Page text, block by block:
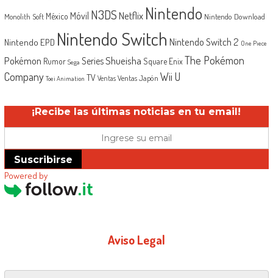
Monolith Soft México Móvil N3DSNetflix Nintendo Nintendo Download
Nintendo EPD Nintendo Switch Nintendo Switch 2 One Piece
Pokémon Rumor Sega SeriesShueisha Square EnixThe Pokémon
Company Toei Animation TV Ventas Ventas Japón Wii U
¡Recibe las últimas noticias en tu email!
Suscribirse
Powered by
Aviso Legal